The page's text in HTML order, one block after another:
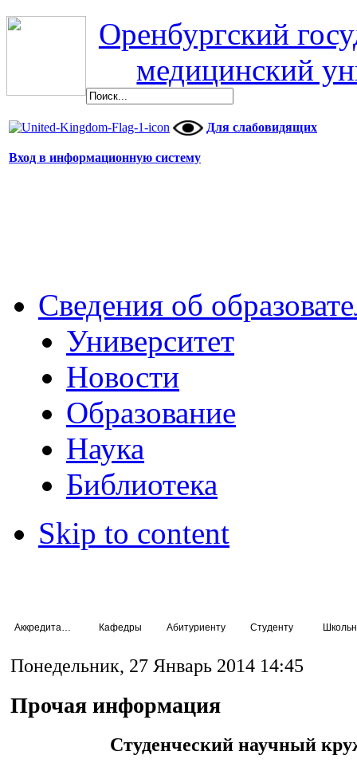
Оренбургский
медицинский
Для слабовидящих
Вход в информационную систему
Сведения об
Университет
Новости
Образование
Наука
Библиотека
Skip to content
Кафедры Абитуриенту Студенту
Понедельник, 27 Январь 2014 14:45
Прочая информация
Студенческий научный